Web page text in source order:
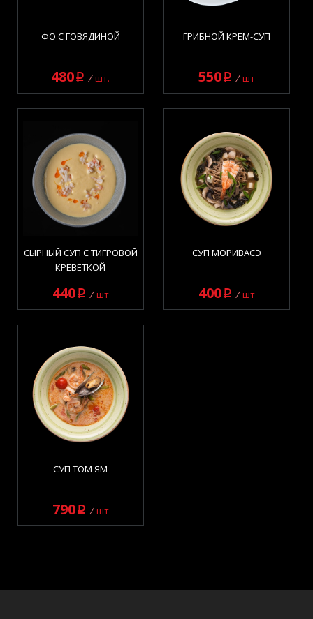
ФО С ГОВЯДИНОЙ
480q шт.
ГРИБНОЙ КРЕМ-СУП
550 q шт
СЫРНЫЙ СУП С ТИГРОВОЙ
КРЕВЕТКОЙ
440q шт
СУП МОРИВАСЭ
400 q шт
СУП ТОМ ЯМ
790q шт
Супы элемент(ы) 12 из 12